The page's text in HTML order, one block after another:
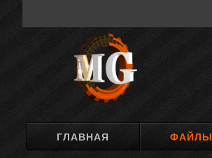
ГЛАВНАЯ ФАЙЛЫ